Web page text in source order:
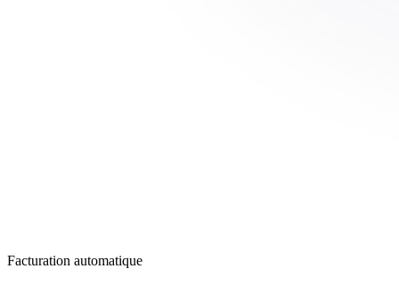
Facturation automatique